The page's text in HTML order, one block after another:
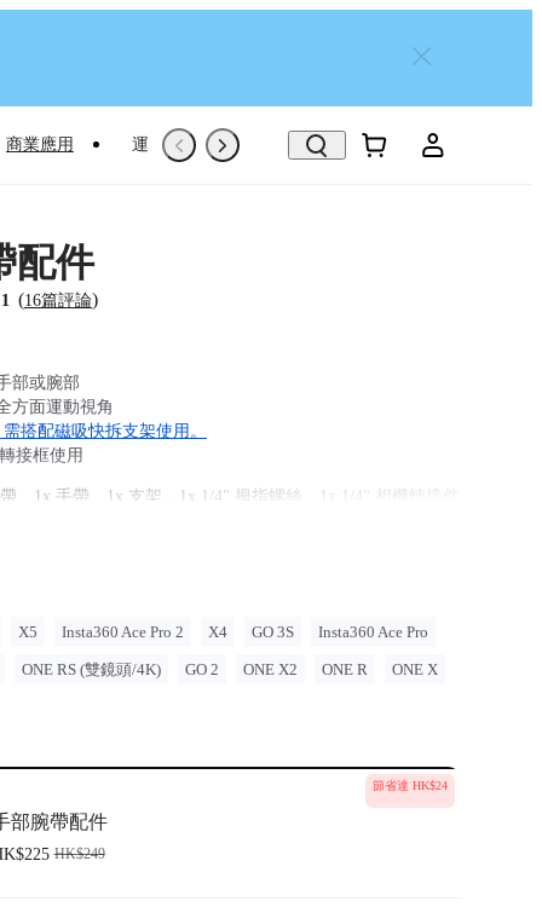
商業應用 運動專屬推薦 Trade-In 翻新機
配件
(16篇評論)
部或腕部
方面運動視角
搭配磁吸快拆支架使用。
接框使用
、1x 手帶、1x 支架，1x 1/4" 拇指螺絲，1x 1/4" 相機轉接件
X5 Insta360 Ace Pro 2 X4 GO 3S Insta360 Ace Pro
ONE RS (雙鏡頭/4K) GO 2 ONE X2 ONE R ONE X
節省達 HK$24
部腕帶配件
HK$249